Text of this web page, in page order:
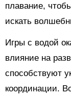
плавание,
искать
Игры с водой
влияние на
способствуют
координации.